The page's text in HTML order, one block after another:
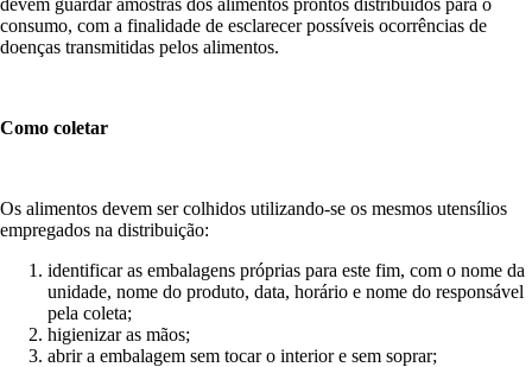
devem guardar amostras dos alimentos prontos distribuídos para o
consumo, com a finalidade de esclarecer possíveis ocorrências de
doenças transmitidas pelos alimentos.
Como coletar
Os alimentos devem ser colhidos utilizando-se os mesmos utensílios
empregados na distribuição:
identificar as embalagens próprias para este fim, com o nome da
unidade, nome do produto, data, horário e nome do responsável
pela coleta;
higienizar as mãos;
abrir a embalagem sem tocar o interior e sem soprar;